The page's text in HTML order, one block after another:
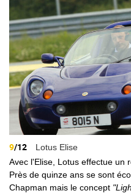
9/12
Lotus Elise
Avec l'Elise, Lotus effectue un
Près de quinze ans se sont
Chapman mais le concept